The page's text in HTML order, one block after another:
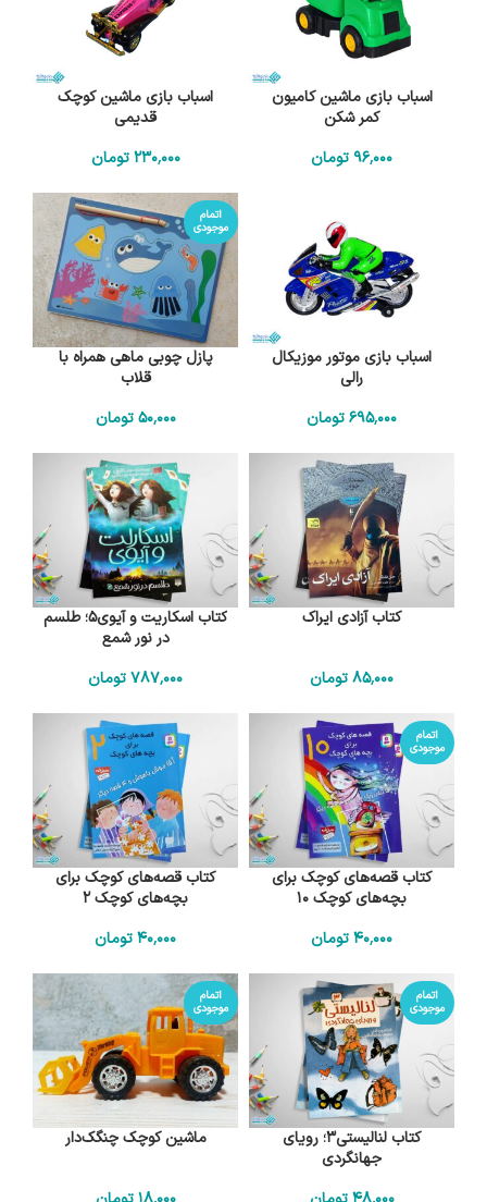
اسباب بازی ماشین کامیون
کمر شکن
96٬000تومان
اسباب بازی ماشین کوچک
قدیمی
230٬000 تومان
اسباب بازی موتور موزیکال
رالی
695٬000تومان
اتمام
موجودی
پازل چوبی ماهی همراه با
قلاب
50٬000 تومان
کتاب آزادی ایراک
85٬000تومان
کتاب اسکاریت و آیوی5؛ طلسم
در نور شمع
787٬000تومان
اتمام
موجودی
کتاب قصه‌های کوچک برای
بچه‌های کوچک 10
40٬000تومان
کتاب قصه‌های کوچک برای
بچه‌های کوچک 2
40٬000تومان
اتمام
موجودی
کتاب لنالیستی3؛ رویای
جهانگردی
اتمام
موجودی
ماشین کوچک چنگک‌‌دار